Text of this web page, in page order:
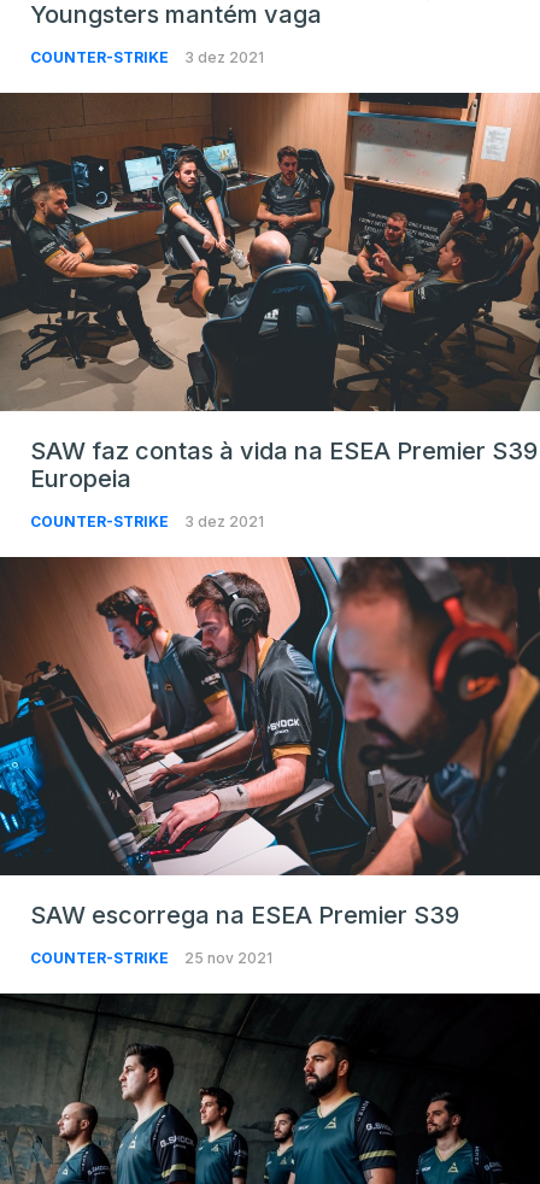
Youngsters mantém vaga
COUNTER-STRIKE 3 dez 2021
SAW faz contas à vida na ESEA Premier S39
Europeia
COUNTER-STRIKE 3 dez 2021
SAW escorrega na ESEA Premier S39
COUNTER-STRIKE 25 nov 2021